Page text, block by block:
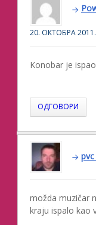
20. ОКТОБРА
Konobar je
ОДГОВОРИ
možda muzičar
kraju ispalo kao